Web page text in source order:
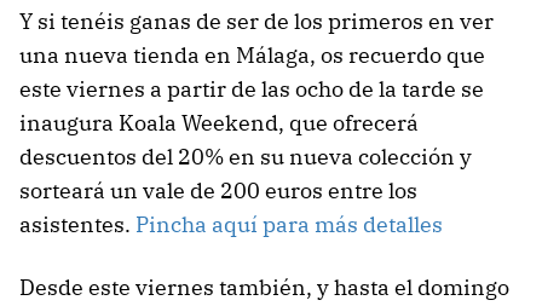
Y si tenéis ganas de ser de los primeros en ver
una nueva tienda en Málaga, os recuerdo que
este viernes a partir de las ocho de la tarde se
inaugura Koala Weekend, que ofrecerá
descuentos del 20% en su nueva colección y
sorteará un vale de 200 euros entre los
asistentes. Pincha aquí para más detalles
Desde este viernes también, y hasta el domingo